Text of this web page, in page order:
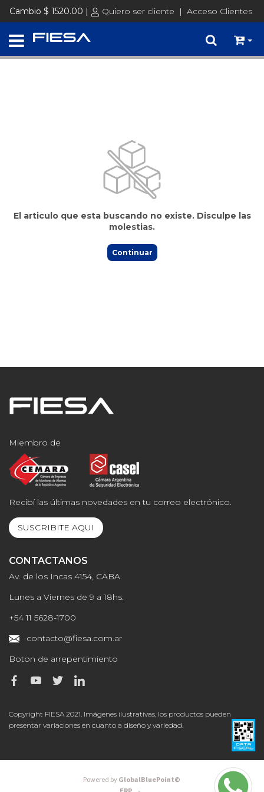
Cambio $ 1520.00 | Quiero ser cliente | Acceso Clientes
Precios de Lista + IVA │ Consultá tus precios ingresando con tu
usuario
Ingresar
El articulo que esta buscando no existe. Disculpe las
molestias.
Continuar
Miembro de
Recibí las últimas novedades en tu correo electrónico.
SUSCRIBITE AQUI
CONTACTANOS
Av. de los Incas 4154, CABA
Lunes a Viernes de 9 a 18hs.
+54 11 5628-1700
contacto@fiesa.com.ar
Boton de arrepentimiento
Copyright FIESA 2021. Imágenes ilustrativas, los productos pueden
presentar variaciones en cuanto a diseño y variedad.
Powered byGlobalBluePoint©